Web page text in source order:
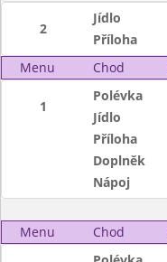
2
Jídlo
Příloha
Menu
Chod
1
Polévka
Jídlo
Příloha
Doplněk
Nápoj
Menu Chod